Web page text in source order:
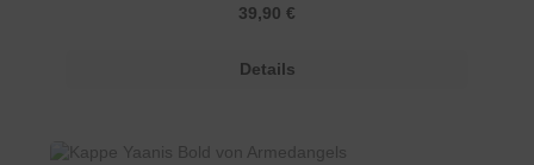
Regulärer Preis:
39,90 €
Details